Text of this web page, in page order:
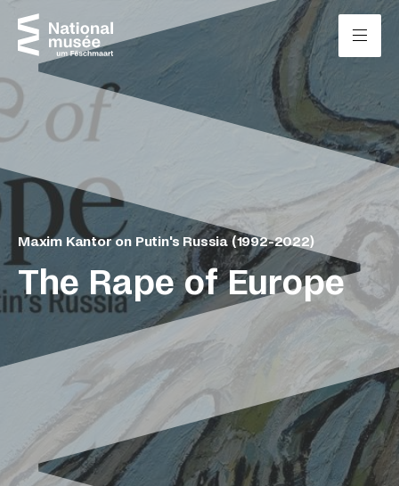
Zum Inhalt springen
The Rape of Europe
Maxim Kantor on Putin's Russia (1992-2022)
Cookie-Einstellungen